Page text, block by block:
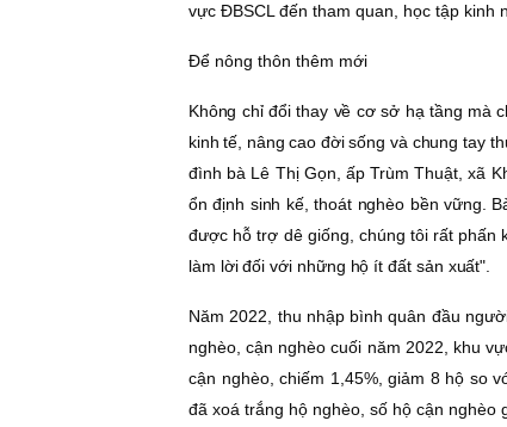
vực ÐBSCL đến tham quan, học tập kinh
Ðể nông thôn thêm mới
Không chỉ đổi thay về cơ sở hạ tầng mà
kinh tế, nâng cao đời sống và chung tay
đình bà Lê Thị Gọn, ấp Trùm Thuật, xã
ổn định sinh kế, thoát nghèo bền vững.
được hỗ trợ dê giống, chúng tôi rất phấn
làm lời đối với những hộ ít đất sản xuất".
Năm 2022, thu nhập bình quân đầu
nghèo, cận nghèo cuối năm 2022, khu
cận nghèo, chiếm 1,45%, giảm 8 hộ so
đã xoá trắng hộ nghèo, số hộ cận nghèo